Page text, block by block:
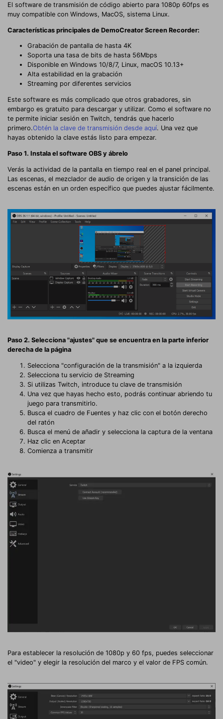
El software de transmisión de código abierto para 1080p 60fps es
muy compatible con Windows, MacOS, sistema Linux.
Características principales de DemoCreator Screen Recorder:
Grabación de pantalla de hasta 4K
Soporta una tasa de bits de hasta 56Mbps
Disponible en Windows 10/8/7, Linux, macOS 10.13+
Alta estabilidad en la grabación
Streaming por diferentes servicios
Este software es más complicado que otros grabadores, sin
embargo es gratuito para descargar y utilizar. Como el software no
te permite iniciar sesión en Twitch, tendrás que hacerlo
primero.Obtén la clave de transmisión desde aquí. Una vez que
hayas obtenido la clave estás listo para empezar.
Paso 1. Instala el software OBS y ábrelo
Verás la actividad de la pantalla en tiempo real en el panel principal.
Las escenas, el mezclador de audio de origen y la transición de las
escenas están en un orden específico que puedes ajustar fácilmente.
Paso 2. Selecciona "ajustes" que se encuentra en la parte inferior
derecha de la página
Selecciona "configuración de la transmisión" a la izquierda
Selecciona tu servicio de Streaming
Si utilizas Twitch, introduce tu clave de transmisión
Una vez que hayas hecho esto, podrás continuar abriendo tu
juego para transmitirlo.
Busca el cuadro de Fuentes y haz clic con el botón derecho
del ratón
Busca el menú de añadir y selecciona la captura de la ventana
Haz clic en Aceptar
Comienza a transmitir
Para establecer la resolución de 1080p y 60 fps, puedes seleccionar
el "video" y elegir la resolución del marco y el valor de FPS común.